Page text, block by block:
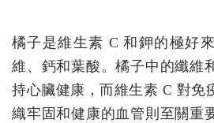
橘子是維生素 C 和鉀的極好
維、鈣和葉酸。橘子中的纖維
持心臟健康，而維生素 C 對免
織牢固和健康的血管則至關重